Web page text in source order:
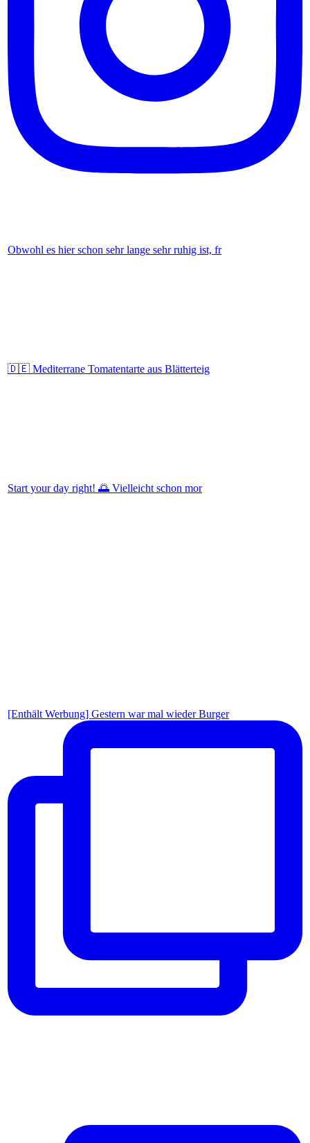
Obwohl es hier schon sehr lange sehr ruhig ist, fr
🇩🇪 Mediterrane Tomatentarte aus Blätterteig
Start your day right! 🌅⁠ Vielleicht schon mor
[Enthält Werbung] Gestern war mal wieder Burger